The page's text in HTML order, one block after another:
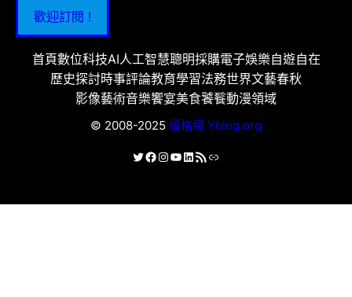
歡迎訂閱 !
首頁數位科技AI人工智慧聰明採購電子娛樂自遊自在
歷史探討時事評論教育學習法務世界文藝春秋
影像藝術音樂饗宴美食饕餮動漫領域
© 2008-2025 優格網 Yblog.org
X Facebook
Instagram
YouTube
LinkedIn
RSS 資訊提供連結